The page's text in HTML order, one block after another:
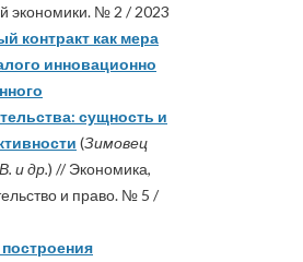
экономики. № 2 / 2023
контракт как мера
инновационно
сущность и
(Зимовец
и др.) // Экономика,
и право. № 5 /